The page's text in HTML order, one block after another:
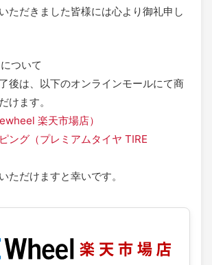
ただきました皆様には心より御礼申し
ついて
後は、以下のオンラインモールにて商
けます。
楽天市場店）
ング（プレミアムタイヤ TIRE
ただけますと幸いです。